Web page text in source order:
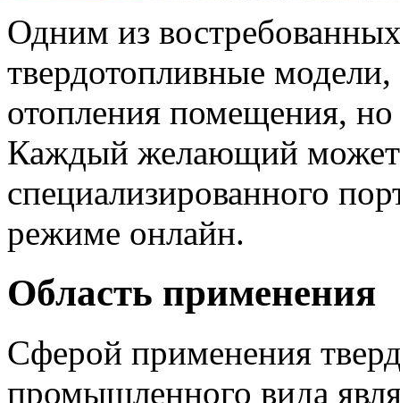
Одним из
твердотопливные
отопления помещения,
Каждый желающий
специализированного
режиме онлайн.
Область применения
Сферой применения
промышленного вида